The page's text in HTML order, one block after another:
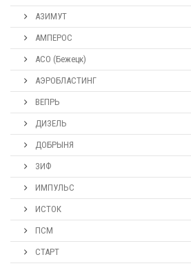
АЗИМУТ
АМПЕРОС
АСО (Бежецк)
АЭРОБЛАСТИНГ
ВЕПРЬ
ДИЗЕЛЬ
ДОБРЫНЯ
ЗИФ
ИМПУЛЬС
ИСТОК
ПСМ
СТАРТ